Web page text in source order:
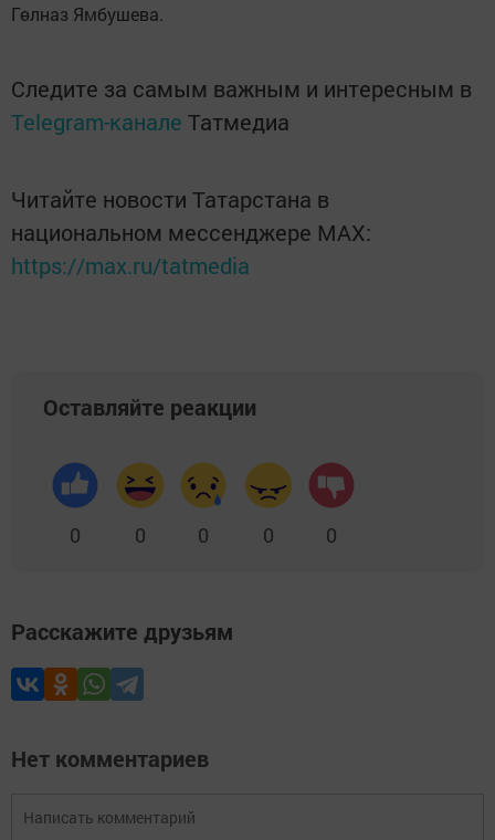
Гөлназ Ямбушева.
Следите за самым важным и интересным в
Telegram-канале Татмедиа
Читайте новости Татарстана в
национальном мессенджере MАХ:
https://max.ru/tatmedia
Оставляйте реакции
0 0 0 0 0
Расскажите друзьям
Нет комментариев